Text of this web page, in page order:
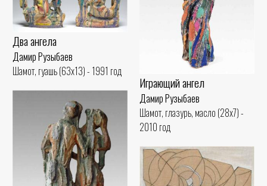
Играющий ангел
Дамир Рузыбаев
Шамот, глазурь, масло (28x7) -
2010 год
Два ангела
Дамир Рузыбаев
Шамот, гуашь (63x13) - 1991 год